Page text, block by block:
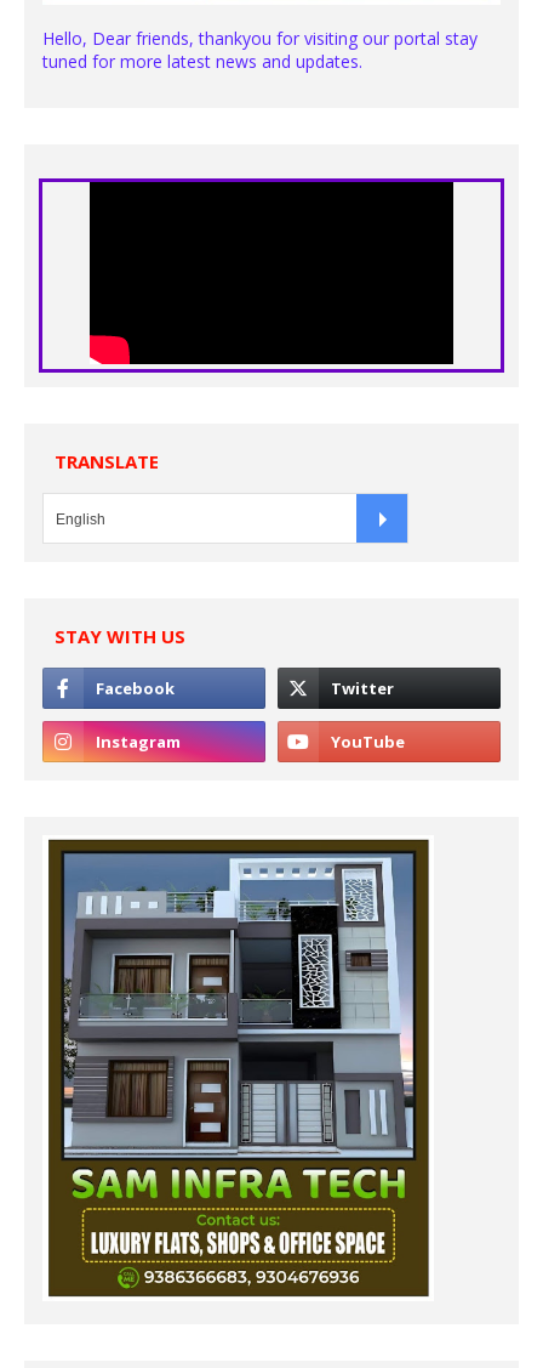
Hello, Dear friends, thankyou for visiting our portal stay
tuned for more latest news and updates.
TRANSLATE
STAY WITH US